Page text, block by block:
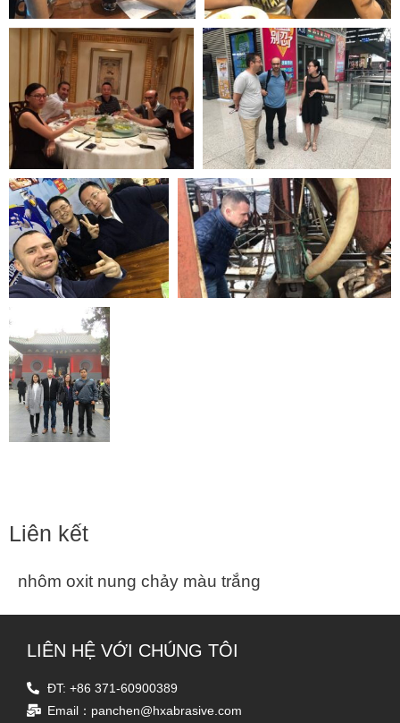
Liên kết
nhôm oxit nung chảy màu trắng
LIÊN HỆ VỚI CHÚNG TÔI
ĐT: +86 371-60900389
Email：panchen@hxabrasive.com